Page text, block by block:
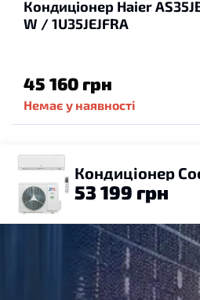
Кондиціонер Haier
W / 1U35JEJFRA
45 160 грн
Немає у наявності
Кондиціонер
53 199 грн